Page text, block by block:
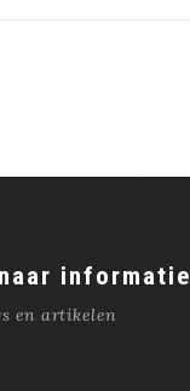
informatie
en artikelen